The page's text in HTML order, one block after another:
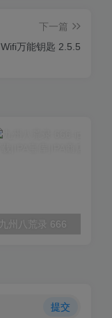
下一篇
Wifi万能钥匙 2.5.5
九州八荒录 666
提交